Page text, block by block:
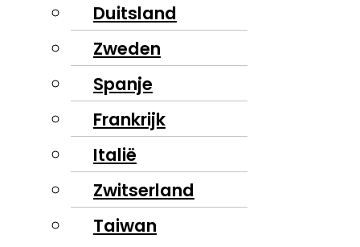
Duitsland
Zweden
Spanje
Frankrijk
Italië
Zwitserland
Taiwan